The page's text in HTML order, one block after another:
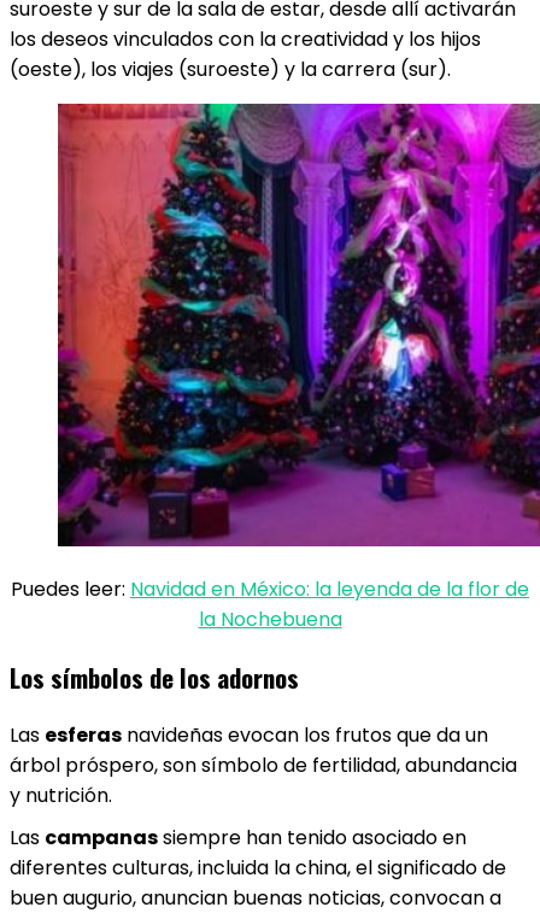
suroeste y sur de la sala de estar, desde allí activarán
los deseos vinculados con la creatividad y los hijos
(oeste), los viajes (suroeste) y la carrera (sur).
Puedes leer: Navidad en México: la leyenda de la flor de
la Nochebuena
Los símbolos de los adornos
Las esferas navideñas evocan los frutos que da un
árbol próspero, son símbolo de fertilidad, abundancia
y nutrición.
Las campanassiempre han tenido asociado en
diferentes culturas, incluida la china, el significado de
buen augurio, anuncian buenas noticias, convocan a